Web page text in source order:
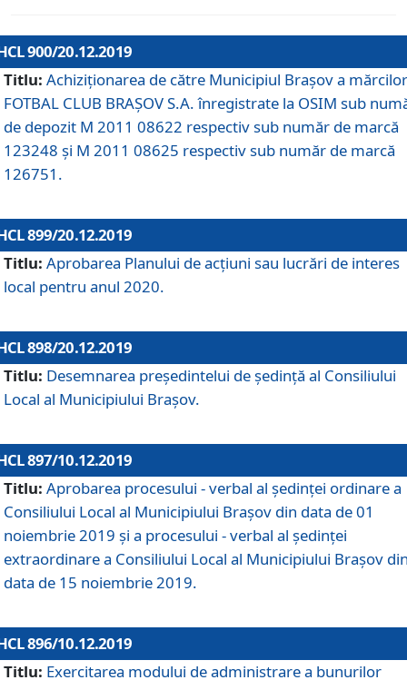
900/20.12.2019
Titlu: Achiziționarea de către Municipiul Brașov a mărcilor
FOTBAL CLUB BRAȘOV S.A. înregistrate la OSIM sub
de depozit M 2011 08622 respectiv sub număr de marcă
123248 și M 2011 08625 respectiv sub număr de marcă
126751.
899/20.12.2019
Titlu: Aprobarea Planului de acţiuni sau lucrări de interes
local pentru anul 2020.
898/20.12.2019
Titlu: Desemnarea preşedintelui de şedinţă al Consiliului
Local al Municipiului Braşov.
897/10.12.2019
Titlu: Aprobarea procesului - verbal al şedinţei ordinare a
Consiliului Local al Municipiului Brașov din data de 01
noiembrie 2019 și a procesului - verbal al ședinței
extraordinare a Consiliului Local al Municipiului Brașov
data de 15 noiembrie 2019.
896/10.12.2019
Titlu: Exercitarea modului de administrare a bunurilor